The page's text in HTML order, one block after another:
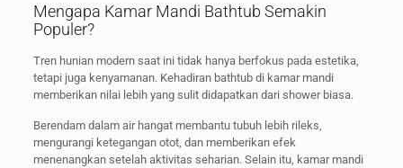
Mengapa Kamar Mandi Bathtub Semakin
Populer?
Tren hunian modern saat ini tidak hanya berfokus pada estetika,
tetapi juga kenyamanan. Kehadiran bathtub di kamar mandi
memberikan nilai lebih yang sulit didapatkan dari shower biasa.
Berendam dalam air hangat membantu tubuh lebih rileks,
mengurangi ketegangan otot, dan memberikan efek
menenangkan setelah aktivitas seharian. Selain itu, kamar mandi